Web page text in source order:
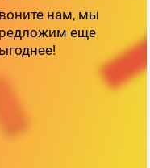
нам, мы
еще